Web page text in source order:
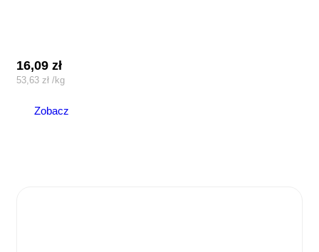
16,09zł
53,63 zł /kg
Zobacz